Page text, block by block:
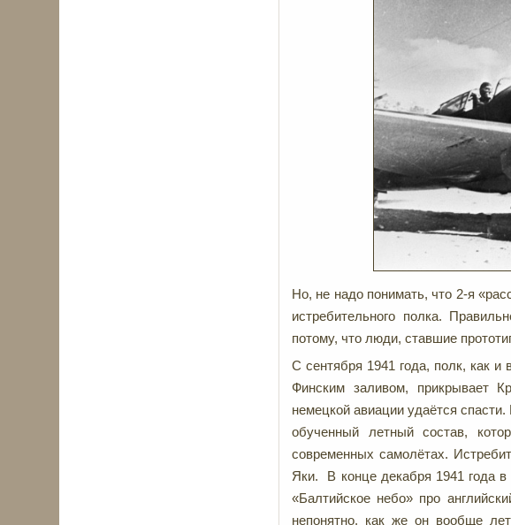
Но, не надо понимать, что 2-я
истребительного полка.
потому, что люди, ставшие
С сентября 1941 года, полк, как и
Финским заливом, прикрывает
немецкой авиации удаётся
обученный летный состав,
современных самолётах.
Яки. В конце декабря 1941 года
«Балтийское небо» про
непонятно, как же он вообще